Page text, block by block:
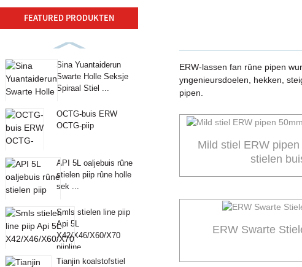
FEATURED PRODUKTEN
Sina Yuantaiderun
Swarte Holle Seksje
Spiraal Stiel ...
OCTG-buis ERW
OCTG-piip
API 5L oaljebuis rûne
stielen piip rûne holle
sek ...
Smls stielen line piip
Api 5L
X42/X46/X60/X70
piipline
Tianjin koalstofstiel
ERW-lassen fan rûne pipen
yngenieursdoelen, hekken,
pipen.
Mild stiel ERW
stielen
ERW Swarte